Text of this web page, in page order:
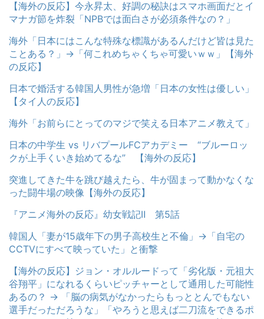
【海外の反応】今永昇太、好調の秘訣はスマホ画面だとイ
マナガ節を炸裂「NPBでは面白さが必須条件なの？」
海外「日本にはこんな特殊な標識があるんだけど皆は見た
ことある？」→「何これめちゃくちゃ可愛いｗｗ」【海外
の反応】
日本で婚活する韓国人男性が急増「日本の女性は優しい」
【タイ人の反応】
海外「お前らにとってのマジで笑える日本アニメ教えて」
日本の中学生 vs リバプールFCアカデミー “ブルーロッ
クが上手くいき始めてるな” 【海外の反応】
突進してきた牛を跳び越えたら、牛が固まって動かなくな
った闘牛場の映像【海外の反応】
『アニメ海外の反応』幼女戦記Ⅱ 第5話
韓国人「妻が15歳年下の男子高校生と不倫」→「自宅の
CCTVにすべて映っていた」と衝撃
【海外の反応】ジョン・オルルードって「劣化版・元祖大
谷翔平」になれるくらいピッチャーとして通用した可能性
あるの？ → 「脳の病気がなかったらもっととんでもない
選手だっただろうな」「やろうと思えば二刀流をできるポ